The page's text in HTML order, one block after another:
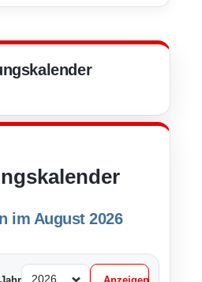
im August 2026